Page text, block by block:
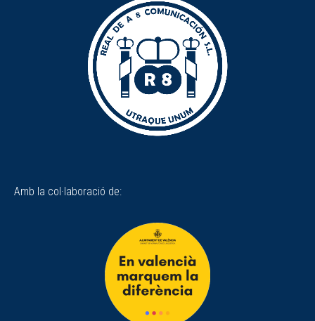
Amb la col·laboració de: